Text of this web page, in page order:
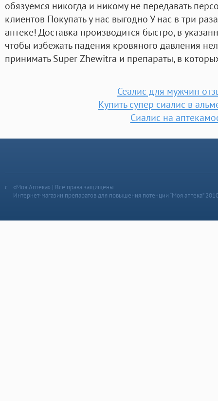
обязуемся никогда и никому не передавать
клиентов Покупать у нас выгодно У нас в три
аптеке! Доставка производится быстро, в
чтобы избежать падения кровяного давления
принимать Super Zhewitra и препараты, в
Сеалис для мужчин
Купить супер сиалис в
Сиалис на
«Моя Аптека» | Все права защищены
Интернет-магазин препаратов для повышения потенции “Моя аптека”